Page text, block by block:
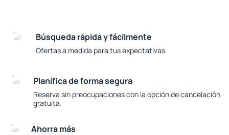
Búsqueda rápida y fácilmente
Ofertas a medida para tus expectativas.
Planifica de forma segura
Reserva sin preocupaciones con la opción de cancelación
gratuita.
Ahorra más